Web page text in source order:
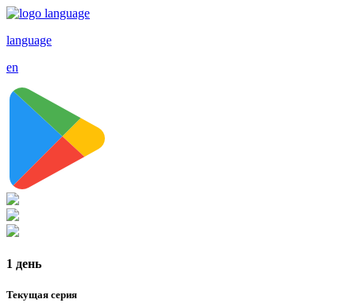
language
en
1 день
Текущая серия